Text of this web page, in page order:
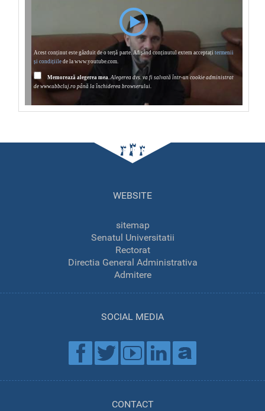
Acest conținut este găzduit de o terță parte. Afișând conținutul extern acceptațitermenii
și condițiilede la www.youtube.com.
Memorează alegerea mea. Alegerea dvs. va fi salvată într-un cookie administrat
de www.ubbcluj.ro până la închiderea browserului.
WEBSITE
sitemap
Senatul Universitatii
Rectorat
Directia General Administrativa
Admitere
SOCIAL MEDIA
CONTACT